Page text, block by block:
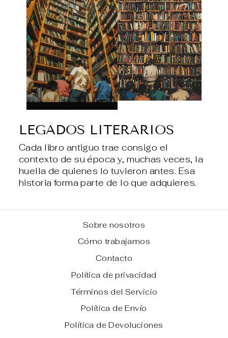
LEGADOS LITERARIOS
Cada libro antiguo trae consigo el
contexto de su época y, muchas veces, la
huella de quienes lo tuvieron antes. Esa
historia forma parte de lo que adquieres.
Sobre nosotros
Cómo trabajamos
Contacto
Política de privacidad
Términos del Servicio
Política de Envío
Política de Devoluciones